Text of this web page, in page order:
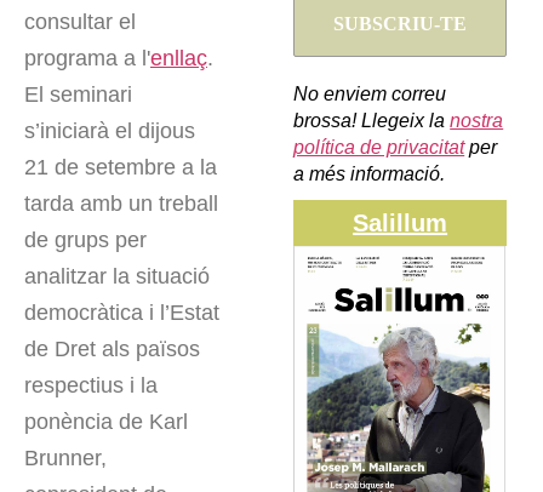
consultar el
programa a l'enllaç.
El seminari
s’iniciarà el dijous
21 de setembre a la
tarda amb un treball
de grups per
analitzar la situació
democràtica i l’Estat
de Dret als països
respectius i la
ponència de Karl
Brunner,
No enviem correu
brossa! Llegeix lanostra
política de privacitatper
a més informació.
Salillum